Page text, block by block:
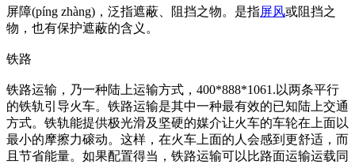
屏障(píng zhàng)，泛指遮蔽、阻挡之物。是指屏风或阻挡之
物，也有保护遮蔽的含义。
铁路
铁路运输，乃一种陆上运输方式，400*888*1061.以两条平行
的铁轨引导火车。铁路运输是其中一种最有效的已知陆上交通
方式。铁轨能提供极光滑及坚硬的媒介让火车的车轮在上面以
最小的摩擦力磙动。这样，在火车上面的人会感到更舒适，而
且节省能量。如果配置得当，铁路运输可以比路面运输运载同